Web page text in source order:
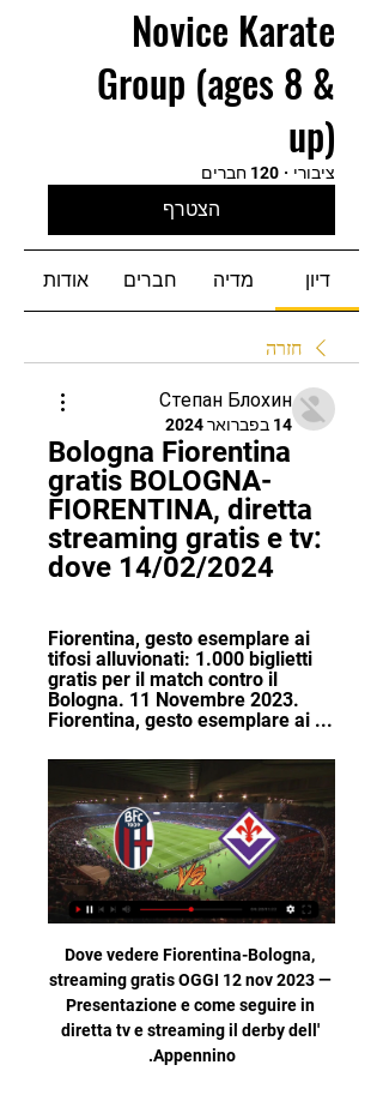
Novice Karate
Group (ages 8 &
up)
ציבורי · 120 חברים
הצטרף
דיון מדיה חברים אודות
חזרה
Степан Блохин
14 בפברואר 2024
Bologna Fiorentina
gratis BOLOGNA-
FIORENTINA, diretta
streaming gratis e tv:
dove 14/02/2024
Fiorentina, gesto esemplare ai
tifosi alluvionati: 1.000 biglietti
gratis per il match contro il
Bologna. 11 Novembre 2023.
Fiorentina, gesto esemplare ai ...
Dove vedere Fiorentina-Bologna,
streaming gratis OGGI 12 nov 2023 —
Presentazione e come seguire in
diretta tv e streaming il derby dell'